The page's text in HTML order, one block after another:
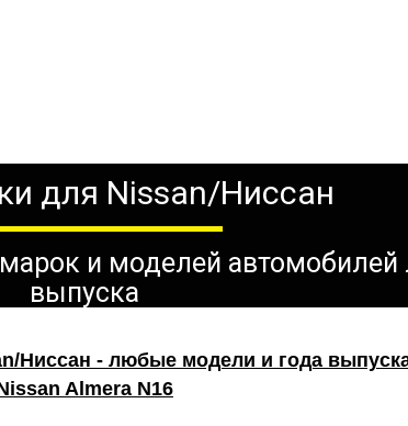
для Nissan/Ниссан
и моделей
выпуска
Almera N16